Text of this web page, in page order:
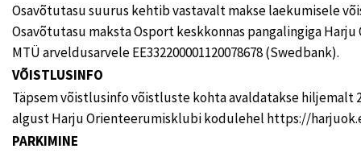
Osavõtutasu suurus kehtib vastavalt makse laekumisele
Osavõtutasu maksta Osport keskkonnas pangalingiga
MTÜ arveldusarvele EE332200001120078678 (Swedbank).
VÕISTLUSINFO
Täpsem võistlusinfo võistluste kohta avaldatakse hiljemalt
algust Harju Orienteerumisklubi kodulehel https://
PARKIMINE